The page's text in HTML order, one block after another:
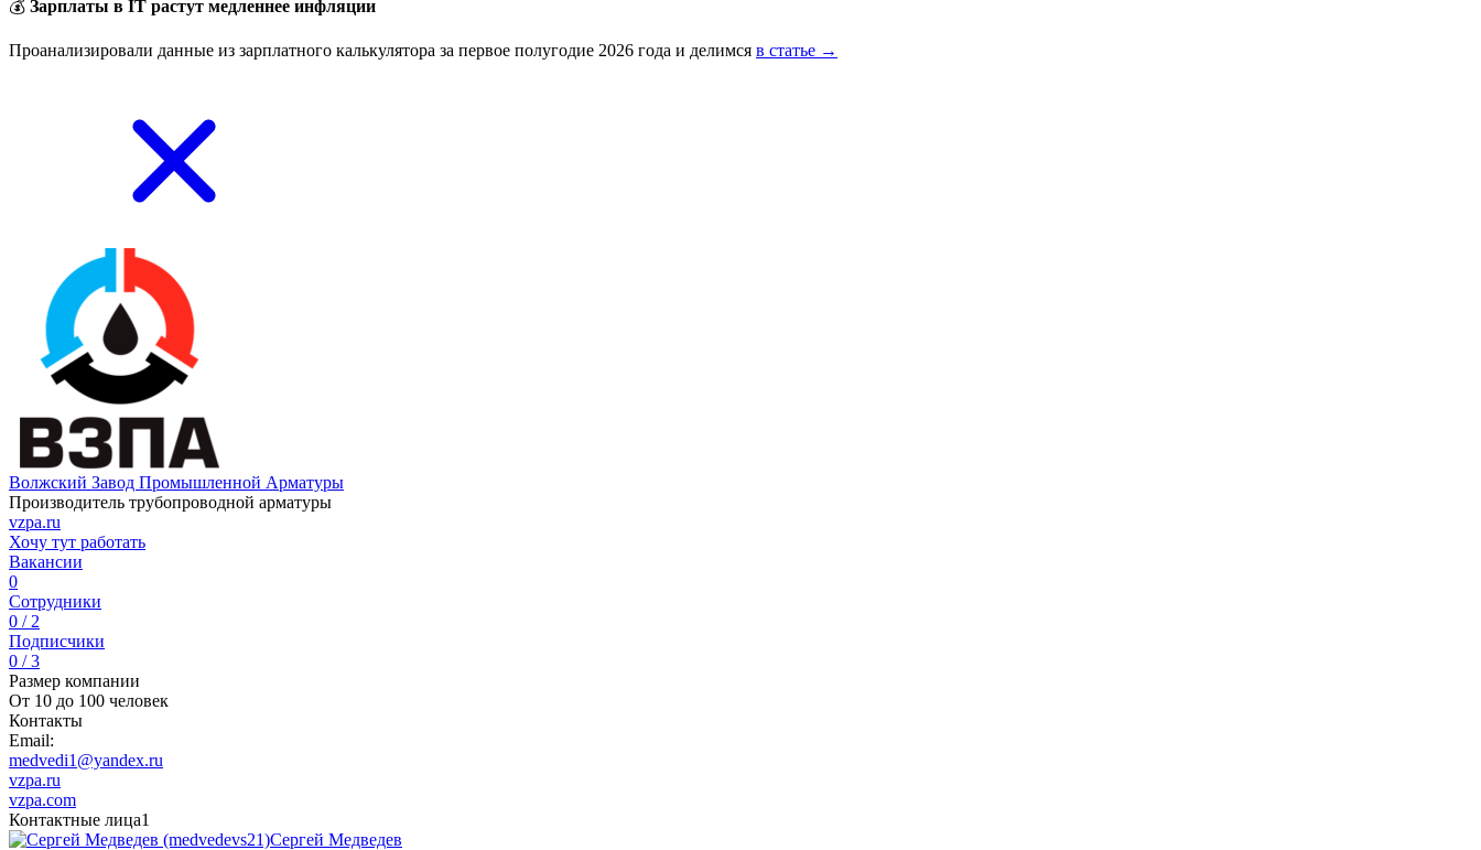
💰 Зарплаты в IT растут медленнее инфляции
Проанализировали данные из зарплатного калькулятора за первое полугодие 2026 года и делимся в статье →
Волжский Завод Промышленной Арматуры
Производитель трубопроводной арматуры
vzpa.ru
Хочу тут работать
Вакансии
0
Сотрудники
0 / 2
Подписчики
0 / 3
Размер компании
От 10 до 100 человек
Контакты
Email:
medvedi1@yandex.ru
vzpa.ru
vzpa.com
Контактные лица1
Сергей Медведев